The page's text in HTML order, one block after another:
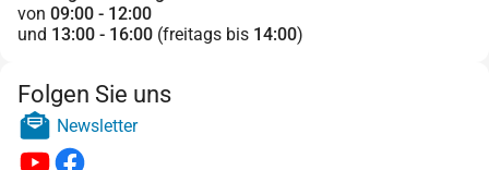
von 09:00 - 12:00
und 13:00 - 16:00 (freitags bis 14:00)
Folgen Sie uns
Newsletter